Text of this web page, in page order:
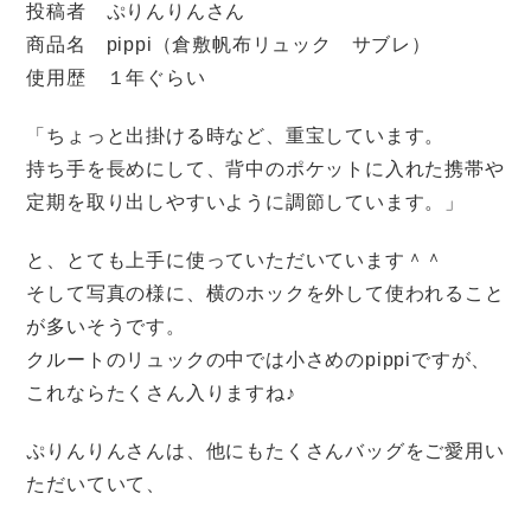
投稿者 ぷりんりんさん
商品名 pippi（倉敷帆布リュック サブレ）
使用歴 １年ぐらい
「ちょっと出掛ける時など、重宝しています。
持ち手を長めにして、背中のポケットに入れた携帯や
定期を取り出しやすいように調節しています。」
と、とても上手に使っていただいています＾＾
そして写真の様に、横のホックを外して使われること
が多いそうです。
クルートのリュックの中では小さめのpippiですが、
これならたくさん入りますね♪
ぷりんりんさんは、他にもたくさんバッグをご愛用い
ただいていて、